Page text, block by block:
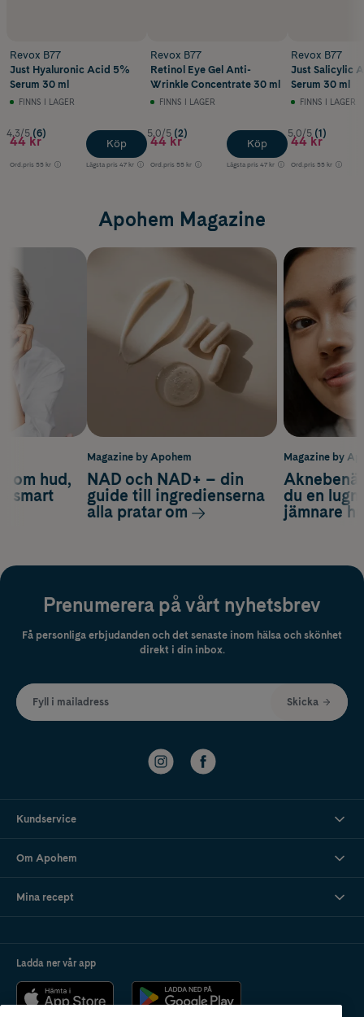
Revox B77
Just Hyaluronic Acid 5%
Serum 30 ml
FINNS I LAGER
4.3/5 (6)
44 kr
Ord.pris 55 kr Lägsta pris 47 kr
Köp
Revox B77
Retinol Eye Gel Anti-
Wrinkle Concentrate 30 ml
FINNS I LAGER
5.0/5 (2)
44 kr
Ord.pris 55 kr Lägsta pris 47 kr
Köp
Revox B77
Just Salicylic
Serum 30 ml
FINNS I LAGER
5.0/5 (1)
44 kr
Ord.pris 55 kr
Apohem Magazine
Magazine by
du en
jämnare
om hud,
smart
Magazine by Apohem
NAD och NAD+ – din
guide till ingredienserna
alla pratar om
Prenumerera på vårt nyhetsbrev
Få personliga erbjudanden och det senaste inom hälsa och skönhet
direkt i din inbox.
Fyll i mailadress Skicka
Kundservice
Om Apohem
Mina recept
Ladda ner vår app